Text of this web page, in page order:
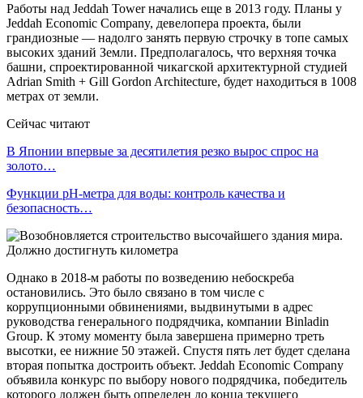
Работы над Jeddah Tower начались еще в 2013 году. Планы у
Jeddah Economic Company, девелопера проекта, были
грандиозные — надолго занять первую строчку в топе самых
высоких зданий Земли. Предполагалось, что верхняя точка
башни, спроектированной чикагской архитектурной студией
Adrian Smith + Gill Gordon Architecture, будет находиться в 1008
метрах от земли.
Сейчас читают
В Японии впервые за десятилетия резко вырос спрос на
золото…
Функции pH-метра для воды: контроль качества и
безопасность…
Однако в 2018-м работы по возведению небоскреба
остановились. Это было связано в том числе с
коррупционными обвинениями, выдвинутыми в адрес
руководства генерального подрядчика, компании Binladin
Group. К этому моменту была завершена примерно треть
высотки, ее нижние 50 этажей. Спустя пять лет будет сделана
вторая попытка достроить объект. Jeddah Economic Company
объявила конкурс по выбору нового подрядчика, победитель
которого должен быть определен до конца текущего